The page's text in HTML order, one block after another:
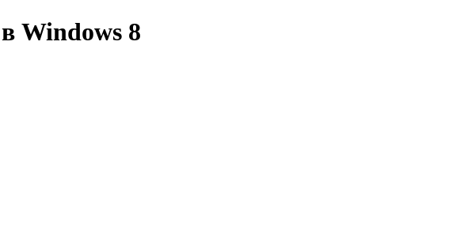
Windows 8